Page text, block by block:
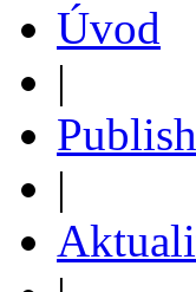
Úvod
|
|